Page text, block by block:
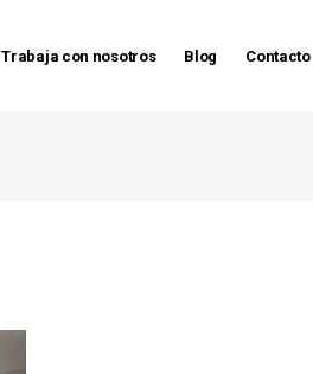
Trabaja con nosotros Blog Contacto